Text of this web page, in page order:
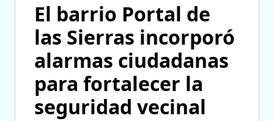
El barrio Portal de
las Sierras incorporó
alarmas ciudadanas
para fortalecer la
seguridad vecinal